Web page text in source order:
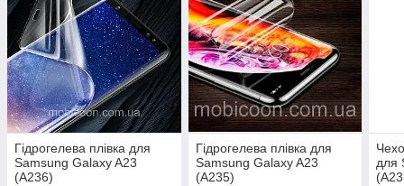
Гідрогелева плівка для
Samsung Galaxy A23
(A236)
Гідрогелева плівка для
Samsung Galaxy A23
(A235)
для